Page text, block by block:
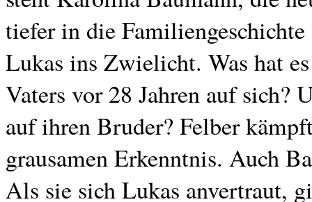
tiefer in die
Lukas ins Zwielicht. Was hat
Vaters vor 28 Jahren auf sich?
auf ihren Bruder? Felber
grausamen Erkenntnis. Auch
Als sie sich Lukas anvertraut,